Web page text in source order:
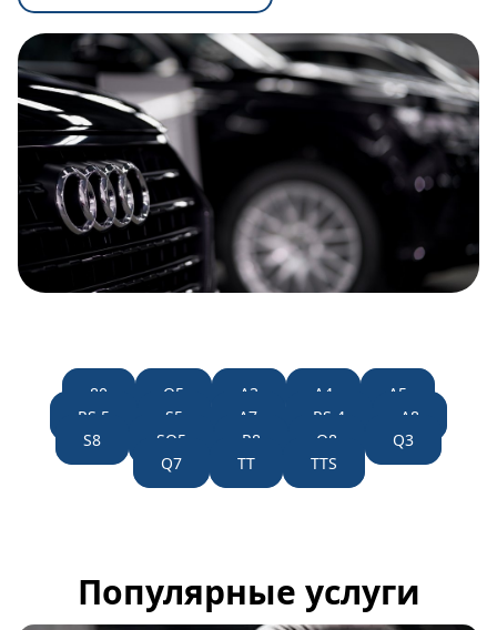
80 Q5 A3 A4
A5
RS 5
S5 A7 RS 4
A8
S8
SQ5 R8 Q8
Q3
Q7
TT TTS
Популярные услуги